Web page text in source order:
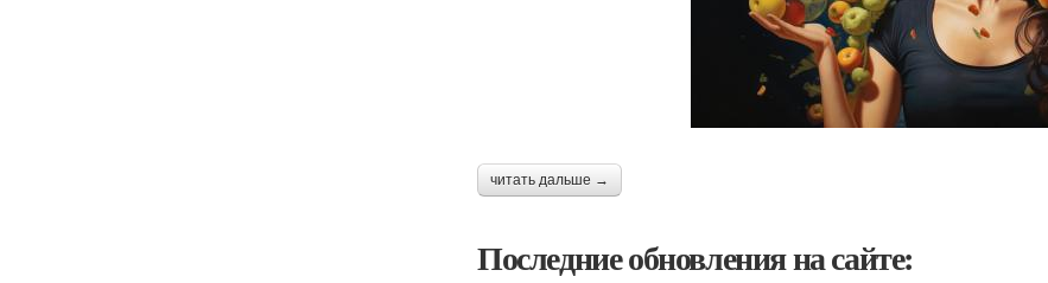
читать дальше →
Последние обновления на сайте: